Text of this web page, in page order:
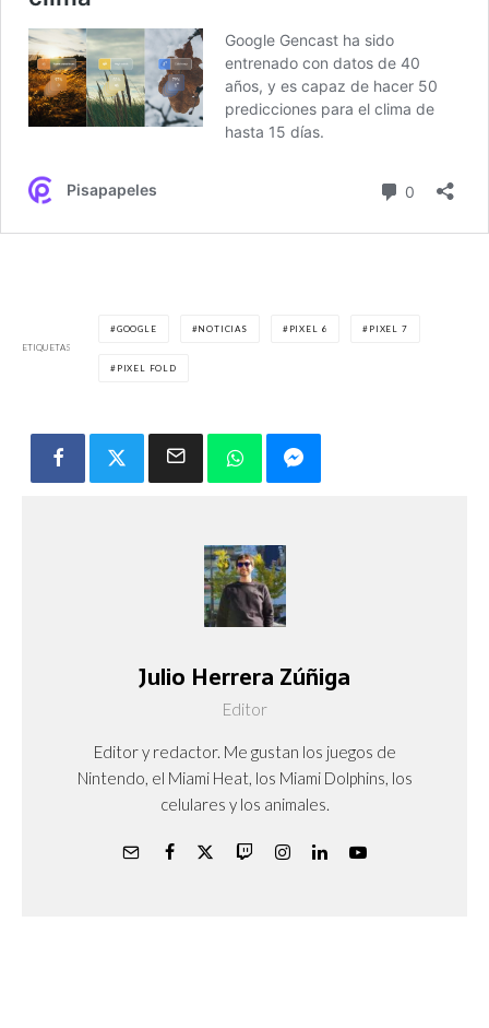
ETIQUETAS
GOOGLE NOTICIAS PIXEL 6 PIXEL 7
PIXEL FOLD
Julio Herrera Zúñiga
Editor
Editor y redactor. Me gustan los juegos de
Nintendo, el Miami Heat, los Miami Dolphins, los
celulares y los animales.